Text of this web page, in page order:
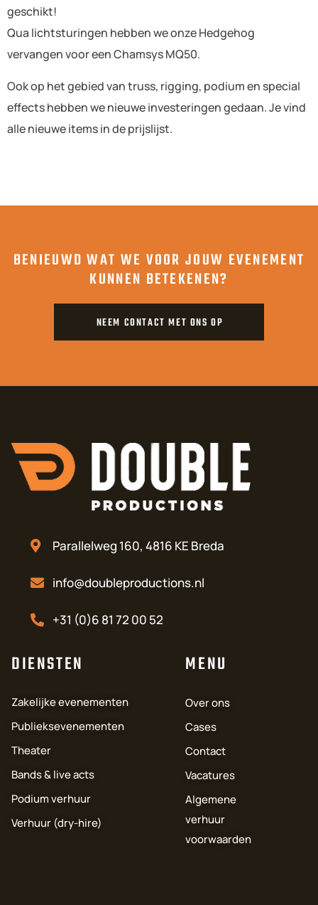
geschikt!
Qua lichtsturingen hebben we onze Hedgehog
vervangen voor een Chamsys MQ50.
Ook op het gebied van truss, rigging, podium en special
effects hebben we nieuwe investeringen gedaan. Je vind
alle nieuwe items in de prijslijst.
BENIEUWD WAT WE VOOR JOUW EVENEMENT
KUNNEN BETEKENEN?
NEEM CONTACT MET ONS OP
Parallelweg 160, 4816 KE Breda
info@doubleproductions.nl
+31 (0)6 81 72 00 52
DIENSTEN
Zakelijke evenementen
Publieksevenementen
Theater
Bands & live acts
Podium verhuur
Verhuur (dry-hire)
MENU
Over ons
Cases
Contact
Vacatures
Algemene
verhuur
voorwaarden